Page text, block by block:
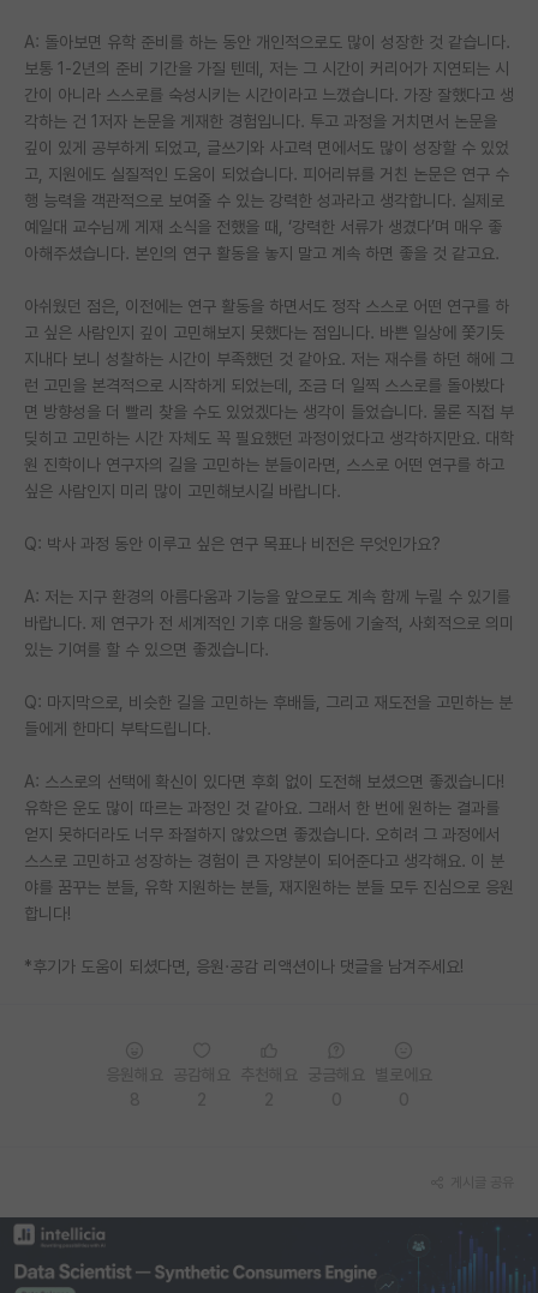
A: 돌아보면 유학 준비를 하는 동안 개인적으로도 많이 성장한 것 같습니다.
보통 1-2년의 준비 기간을 가질 텐데, 저는 그 시간이 커리어가 지연되는 시
간이 아니라 스스로를 숙성시키는 시간이라고 느꼈습니다. 가장 잘했다고 생
각하는 건 1저자 논문을 게재한 경험입니다. 투고 과정을 거치면서 논문을
깊이 있게 공부하게 되었고, 글쓰기와 사고력 면에서도 많이 성장할 수 있었
고, 지원에도 실질적인 도움이 되었습니다. 피어리뷰를 거친 논문은 연구 수
행 능력을 객관적으로 보여줄 수 있는 강력한 성과라고 생각합니다. 실제로
예일대 교수님께 게재 소식을 전했을 때, ‘강력한 서류가 생겼다’며 매우 좋
아해주셨습니다. 본인의 연구 활동을 놓지 말고 계속 하면 좋을 것 같고요.
아쉬웠던 점은, 이전에는 연구 활동을 하면서도 정작 스스로 어떤 연구를 하
고 싶은 사람인지 깊이 고민해보지 못했다는 점입니다. 바쁜 일상에 쫓기듯
지내다 보니 성찰하는 시간이 부족했던 것 같아요. 저는 재수를 하던 해에 그
런 고민을 본격적으로 시작하게 되었는데, 조금 더 일찍 스스로를 돌아봤다
면 방향성을 더 빨리 찾을 수도 있었겠다는 생각이 들었습니다. 물론 직접 부
딪히고 고민하는 시간 자체도 꼭 필요했던 과정이었다고 생각하지만요. 대학
원 진학이나 연구자의 길을 고민하는 분들이라면, 스스로 어떤 연구를 하고
싶은 사람인지 미리 많이 고민해보시길 바랍니다.
Q: 박사 과정 동안 이루고 싶은 연구 목표나 비전은 무엇인가요?
A: 저는 지구 환경의 아름다움과 기능을 앞으로도 계속 함께 누릴 수 있기를
바랍니다. 제 연구가 전 세계적인 기후 대응 활동에 기술적, 사회적으로 의미
있는 기여를 할 수 있으면 좋겠습니다.
Q: 마지막으로, 비슷한 길을 고민하는 후배들, 그리고 재도전을 고민하는 분
들에게 한마디 부탁드립니다.
A: 스스로의 선택에 확신이 있다면 후회 없이 도전해 보셨으면 좋겠습니다!
유학은 운도 많이 따르는 과정인 것 같아요. 그래서 한 번에 원하는 결과를
얻지 못하더라도 너무 좌절하지 않았으면 좋겠습니다. 오히려 그 과정에서
스스로 고민하고 성장하는 경험이 큰 자양분이 되어준다고 생각해요. 이 분
야를 꿈꾸는 분들, 유학 지원하는 분들, 재지원하는 분들 모두 진심으로 응원
합니다!
*후기가 도움이 되셨다면, 응원·공감 리액션이나 댓글을 남겨주세요!